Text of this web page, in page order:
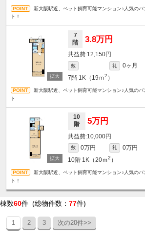
新大阪駅近、ペット飼育可能マンション♪人気のバ
ト！
7
階
3.8万円
12,150円
敷 礼
0ヶ月
7階 1K（19ｍ2 ）
新大阪駅近、ペット飼育可能マンション♪人気のバ
ト
10
階
5万円
10,000円
敷 0万円 礼
0万円
10階 1K（20ｍ2 ）
新大阪駅近、ペット飼育可能マンション♪人気のバ
ト！
棟数60件 (総物件数： 77件)
1 2 3 次の20件>>